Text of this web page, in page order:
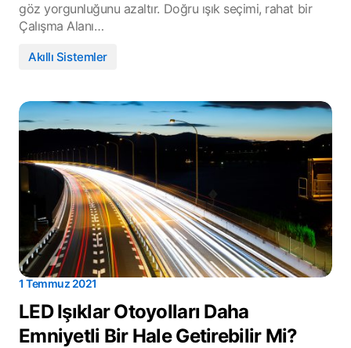
göz yorgunluğunu azaltır. Doğru ışık seçimi, rahat bir
Çalışma Alanı…
Akıllı Sistemler
1 Temmuz 2021
LED Işıklar Otoyolları Daha
Emniyetli Bir Hale Getirebilir Mi?